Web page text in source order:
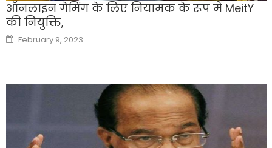
ऑनलाइन गेमिंग के लिए नियामक के रूप में MeitY
की नियुक्ति,
Posted
on
February 9, 2023